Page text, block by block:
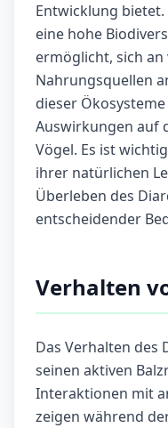
Entwicklung
eine hohe
ermöglicht, sich
Nahrungsquellen
dieser
Auswirkungen auf
Vögel. Es ist
ihrer natürlichen
Überleben des
entscheidender
Verhalten
Das Verhalten des
seinen aktiven
Interaktionen mit
zeigen während